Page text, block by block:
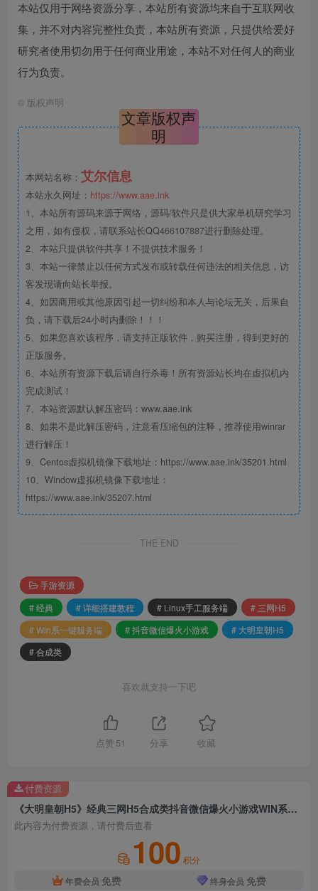
本站仅用于网络资源分享，本站所有资源均来自于互联网收
集，并不对内容完整性负责，本站所有资源，只提供给爱好
研究者使用切勿用于任何商业用途，本站不对任何人的商业
行为负责。
© 版权声明
文章版权声
明
本网站名称： 艾尔信息
本站永久网址： https://www.aae.ink
1、本站所有源码来源于网络，源码/软件只是供大家单机研究学习
之用，如有侵权，请联系站长QQ466107887进行删除处理。
2、本站只提供软件共享！不提供技术服务！
3、本站一律禁止以任何方式发布或转载任何违法的相关信息，访
客发现请向站长举报。
4、如因商用或其他原因引起一切纠纷和本人与论坛无关，后果自
负，请下载后24小时内删除！！！
5、如果您喜欢该程序，请支持正版软件，购买注册，得到更好的
正版服务。
6、本站所有资源下载后请自行杀毒！所有资源站长均在虚拟机内
完成测试！
7、本站资源默认解压密码：www.aae.ink
8、如果不是此解压密码，注意看压缩包的注释，推荐使用winrar
进行解压！
9、Centos虚拟机镜像下载地址：https://www.aae.ink/35201.html
10、Window虚拟机镜像下载地址：
https://www.aae.ink/35207.html
THE END
手游资源
# 经典
# 详细搭建教程 # Linux手工服务端
# 三网H5
# Win系一键服务端
# 抖音微信爆火小游戏
# 大明皇朝H5
# 合成类
喜欢就支持一下吧
点赞 51 分享 收藏
《大明皇朝H5》经典三网H5合成类抖音微信爆火小游戏WIN系一键服务端+Linux手工服务端+详细搭建教程
此内容为付费资源，请付费后查看
100 积分
年费会员 免费 终身会员 免费
付费资源